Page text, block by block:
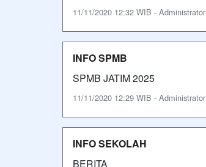
11/11/2020 12:32 WIB - Administrator
INFO SPMB
SPMB JATIM 2025
11/11/2020 12:29 WIB - Administrator
INFO SEKOLAH
BERITA